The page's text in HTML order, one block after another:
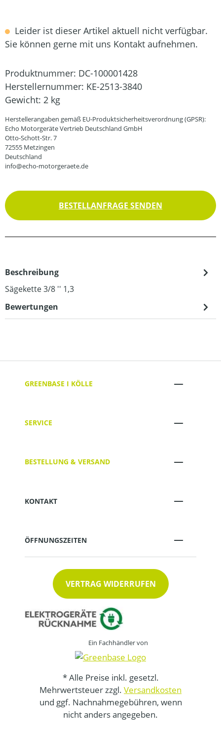
Leider ist dieser Artikel aktuell nicht verfügbar.
Sie können gerne mit uns Kontakt aufnehmen.
Produktnummer: DC-100001428
Herstellernummer: KE-2513-3840
Gewicht: 2 kg
Herstellerangaben gemäß EU-Produktsicherheitsverordnung (GPSR):
Echo Motorgeräte Vertrieb Deutschland GmbH
Otto-Schott-Str. 7
72555 Metzingen
Deutschland
info@echo-motorgeraete.de
BESTELLANFRAGE SENDEN
Beschreibung
Sägekette 3/8 '' 1,3
Bewertungen
GREENBASE I KÖLLE
SERVICE
BESTELLUNG & VERSAND
KONTAKT
ÖFFNUNGSZEITEN
VERTRAG WIDERRUFEN
Ein Fachhändler von
* Alle Preise inkl. gesetzl.
Mehrwertsteuer zzgl. Versandkosten
und ggf. Nachnahmegebühren, wenn
nicht anders angegeben.